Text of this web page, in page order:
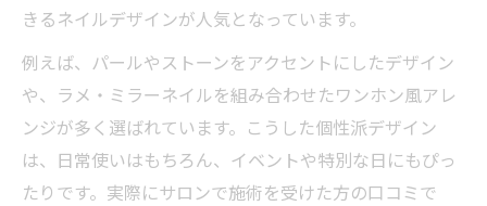
きるネイルデザインが人気となっています。
例えば、パールやストーンをアクセントにしたデザイン
や、ラメ・ミラーネイルを組み合わせたワンホン風アレ
ンジが多く選ばれています。こうした個性派デザイン
は、日常使いはもちろん、イベントや特別な日にもぴっ
たりです。実際にサロンで施術を受けた方の口コミで